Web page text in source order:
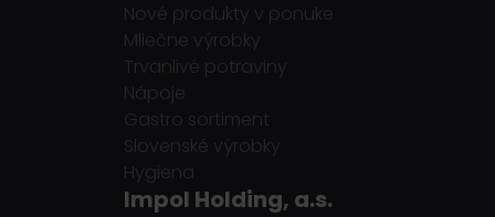
Nové produkty v ponuke
Mliečne výrobky
Trvanlivé potraviny
Nápoje
Gastro sortiment
Slovenské výrobky
Hygiena
Impol Holding, a.s.